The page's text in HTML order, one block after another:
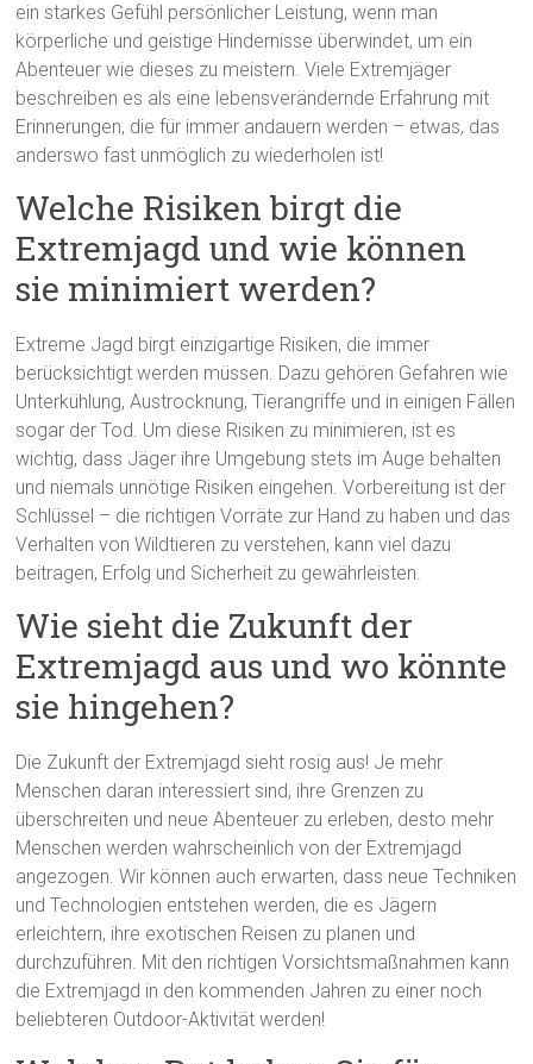
ein starkes Gefühl persönlicher Leistung, wenn man
körperliche und geistige Hindernisse überwindet, um ein
Abenteuer wie dieses zu meistern. Viele Extremjäger
beschreiben es als eine lebensverändernde Erfahrung mit
Erinnerungen, die für immer andauern werden – etwas, das
anderswo fast unmöglich zu wiederholen ist!
Welche Risiken birgt die
Extremjagd und wie können
sie minimiert werden?
Extreme Jagd birgt einzigartige Risiken, die immer
berücksichtigt werden müssen. Dazu gehören Gefahren wie
Unterkühlung, Austrocknung, Tierangriffe und in einigen Fällen
sogar der Tod. Um diese Risiken zu minimieren, ist es
wichtig, dass Jäger ihre Umgebung stets im Auge behalten
und niemals unnötige Risiken eingehen. Vorbereitung ist der
Schlüssel – die richtigen Vorräte zur Hand zu haben und das
Verhalten von Wildtieren zu verstehen, kann viel dazu
beitragen, Erfolg und Sicherheit zu gewährleisten.
Wie sieht die Zukunft der
Extremjagd aus und wo könnte
sie hingehen?
Die Zukunft der Extremjagd sieht rosig aus! Je mehr
Menschen daran interessiert sind, ihre Grenzen zu
überschreiten und neue Abenteuer zu erleben, desto mehr
Menschen werden wahrscheinlich von der Extremjagd
angezogen. Wir können auch erwarten, dass neue Techniken
und Technologien entstehen werden, die es Jägern
erleichtern, ihre exotischen Reisen zu planen und
durchzuführen. Mit den richtigen Vorsichtsmaßnahmen kann
die Extremjagd in den kommenden Jahren zu einer noch
beliebteren Outdoor-Aktivität werden!